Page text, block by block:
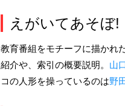
えがいてあそぼ!
教育番組をモチーフに描かれ
紹介や、索引の概要説明。 山
コの人形を操っているのは野